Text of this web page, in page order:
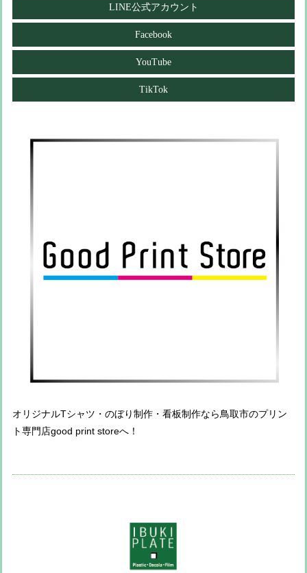
LINE公式アカウント
Facebook
YouTube
TikTok
オリジナルTシャツ・のぼり制作・看板制作なら鳥取市のプリン
ト専門店good print storeへ！